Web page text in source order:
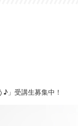
」受講生募集中！